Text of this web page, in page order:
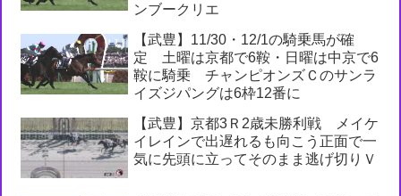
ンブークリエ
【武豊】11/30・12/1の騎乗馬が確
定 土曜は京都で6鞍・日曜は中京で6
鞍に騎乗 チャンピオンズＣのサンラ
イズジパングは6枠12番に
【武豊】京都3Ｒ2歳未勝利戦 メイケ
イレインで出遅れるも向こう正面で一
気に先頭に立ってそのまま逃げ切りＶ